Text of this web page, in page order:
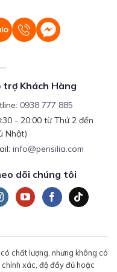
trợ Khách Hàng
0938 777 885
- 20:00 từ Thứ 2 đến
Nhật)
info@pensilia.com
dõi chúng tôi
chất lượng, nhưng không có
xác, độ đầy đủ hoặc